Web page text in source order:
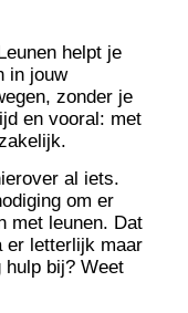
helpt je
in jouw
zonder je
en vooral: met
al iets.
om er
met leunen. Dat
er letterlijk maar
bij? Weet